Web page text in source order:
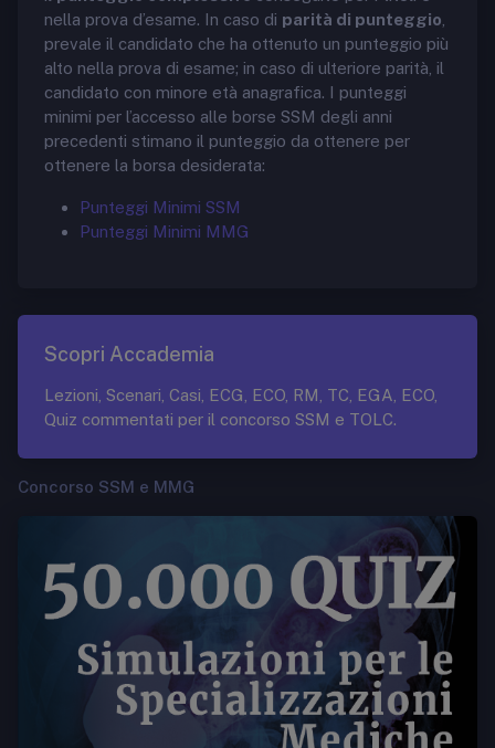
nella prova d’esame. In caso di parità di punteggio
prevale il candidato che ha ottenuto un punteggio più
alto nella prova di esame; in caso di ulteriore parità, il
candidato con minore età anagrafica. I punteggi
minimi per l’accesso alle borse SSM degli anni
precedenti stimano il punteggio da ottenere per
ottenere la borsa desiderata:
Punteggi Minimi SSM
Punteggi Minimi MMG
Scopri Accademia
Lezioni, Scenari, Casi, ECG, ECO, RM, TC, EGA, ECO,
Quiz commentati per il concorso SSM e TOLC.
Concorso SSM e MMG